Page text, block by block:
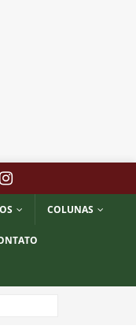
COLUNAS